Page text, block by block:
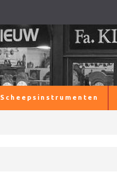
Scheepsinstrumenten